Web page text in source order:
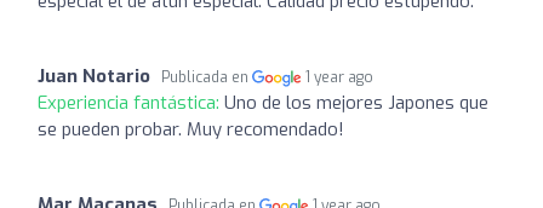
Juan Notario Publicada en 1 year ago
Experiencia fantástica: Uno de los mejores Japones que
se pueden probar. Muy recomendado!